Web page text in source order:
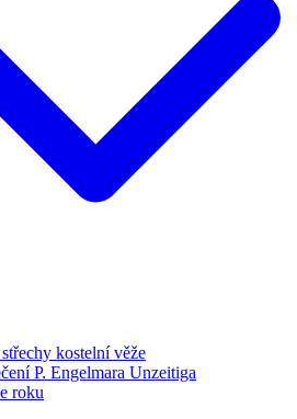
kostelní věže
P. Engelmara Unzeitiga
roku